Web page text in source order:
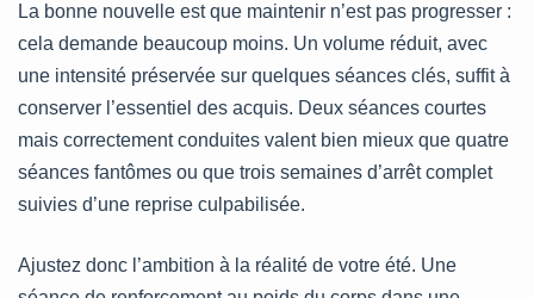
La bonne nouvelle est que maintenir n’est pas progresser :
cela demande beaucoup moins. Un volume réduit, avec
une intensité préservée sur quelques séances clés, suffit à
conserver l’essentiel des acquis. Deux séances courtes
mais correctement conduites valent bien mieux que quatre
séances fantômes ou que trois semaines d’arrêt complet
suivies d’une reprise culpabilisée.
Ajustez donc l’ambition à la réalité de votre été. Une